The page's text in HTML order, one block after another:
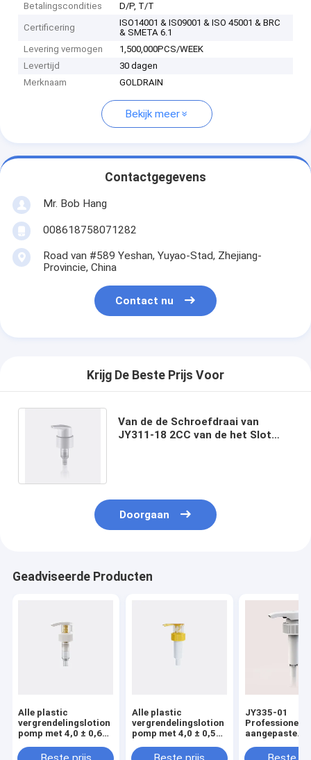
Betalingscondities
D/P, T/T
Certificering
ISO14001 & IS09001 & ISO 45001 & BRC
& SMETA 6.1
Levering vermogen
1,500,000PCS/WEEK
Levertijd
30 dagen
Merknaam
GOLDRAIN
Bekijk meer
Contactgegevens
Mr. Bob Hang
008618758071282
Road van #589 Yeshan, Yuyao-Stad, Zhejiang-
Provincie, China
Contact nu
Krijg De Beste Prijs Voor
Van de de Schroefdraai van
JY311-18 2CC van de het Slot
Doorgaan
Geadviseerde Producten
Alle plastic
vergrendelingslotion
pomp met 4,0 ± 0,60
ontladingspercentage
Alle plastic
vergrendelingslotion
pomp met 4,0 ± 0,50
ontladingspercentage
JY335-01
Professionele
aangepaste
lotion Pump